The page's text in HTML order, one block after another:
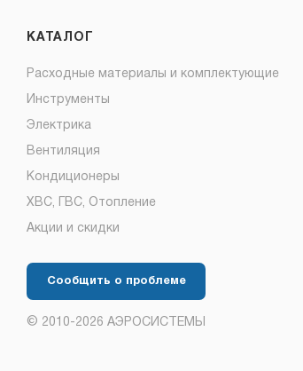
КАТАЛОГ
Расходные материалы и комплектующие
Инструменты
Электрика
Вентиляция
Кондиционеры
ХВС, ГВС, Отопление
Акции и скидки
Сообщить о проблеме
© 2010-2026 АЭРОСИСТЕМЫ